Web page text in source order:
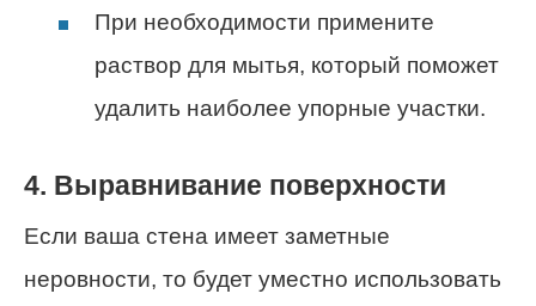
При необходимости примените
раствор для мытья, который поможет
удалить наиболее упорные участки.
4. Выравнивание поверхности
Если ваша стена имеет заметные
неровности, то будет уместно использовать